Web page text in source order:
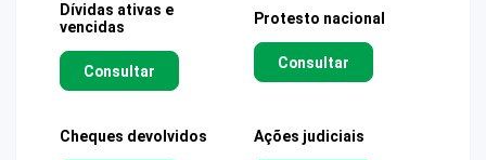
Dívidas ativas e
vencidas
Consultar
Protesto nacional
Consultar
Cheques devolvidos Ações judiciais